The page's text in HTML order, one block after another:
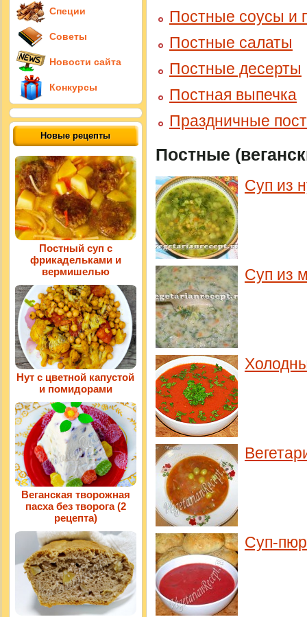
Постные соусы и
Постные салаты
Постные десерты
Постная выпечка
Праздничные
Постные
Суп из
Суп из
Суп-
Специи
Советы
Новости сайта
Конкурсы
Новые рецепты
Постный суп с
фрикадельками и
вермишелью
Нут с цветной капустой
и помидорами
Веганская творожная
пасха без творога (2
рецепта)